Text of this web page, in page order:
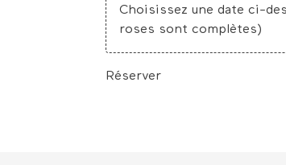
disponibledisponible
date
n’est
pas
date
n’est
pas
date
n’est
pas
lundi,
Cette
date
n’est
disponible
mardi,
Cette
date
n’est
mercredi,
Cette
date
n’est
Choisir
une
Choisissez une date ci-
roses sont complètes)
Réserver